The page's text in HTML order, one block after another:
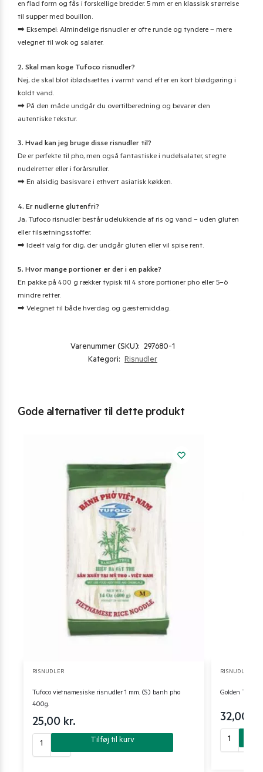
en flad form og fås i forskellige bredder. 5 mm er en klassisk størrelse
til supper med bouillon.
➡ Eksempel: Almindelige risnudler er ofte runde og tyndere – mere
velegnet til wok og salater.
2. Skal man koge Tufoco risnudler?
Nej, de skal blot iblødsættes i varmt vand efter en kort blødgøring i
koldt vand.
➡ På den måde undgår du overtilberedning og bevarer den
autentiske tekstur.
3. Hvad kan jeg bruge disse risnudler til?
De er perfekte til pho, men også fantastiske i nudelsalater, stegte
nudelretter eller i forårsruller.
➡ En alsidig basisvare i ethvert asiatisk køkken.
4. Er nudlerne glutenfri?
Ja, Tufoco risnudler består udelukkende af ris og vand – uden gluten
eller tilsætningsstoffer.
➡ Ideelt valg for dig, der undgår gluten eller vil spise rent.
5. Hvor mange portioner er der i en pakke?
En pakke på 400 g rækker typisk til 4 store portioner pho eller 5–6
mindre retter.
➡ Velegnet til både hverdag og gæstemiddag.
Varenummer (SKU): 297680-1
Kategori: Risnudler
Gode alternativer til dette produkt
RISNUDLER
Tufoco vietnamesiske risnudler 1 mm. (S) banh pho
400g.
25,00 kr.
Tilføj til kurv
RISNUDLER
Golden Turtle
32,00